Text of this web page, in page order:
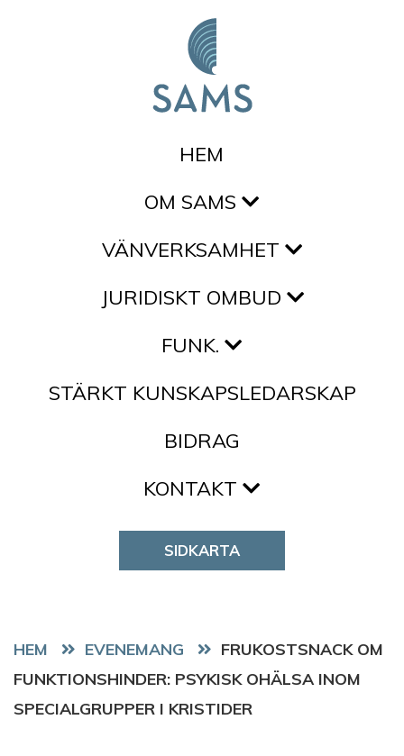
HEM
OM SAMS
VÄNVERKSAMHET
JURIDISKT OMBUD
FUNK.
STÄRKT KUNSKAPSLEDARSKAP
BIDRAG
KONTAKT
SIDKARTA
HEM EVENEMANG
FRUKOSTSNACK OM
FUNKTIONSHINDER: PSYKISK OHÄLSA INOM
SPECIALGRUPPER I KRISTIDER